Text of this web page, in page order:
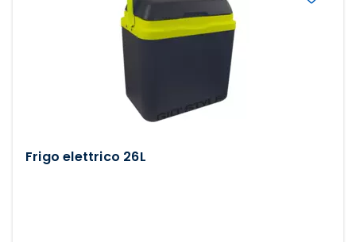
Frigo elettrico 26L